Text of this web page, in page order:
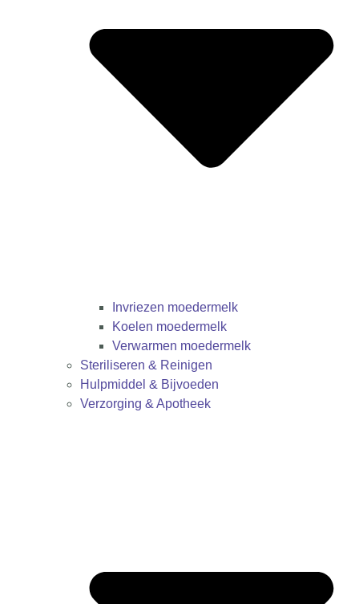
Invriezen moedermelk
Koelen moedermelk
Verwarmen moedermelk
Steriliseren & Reinigen
Hulpmiddel & Bijvoeden
Verzorging & Apotheek